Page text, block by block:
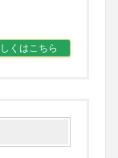
くはこちら